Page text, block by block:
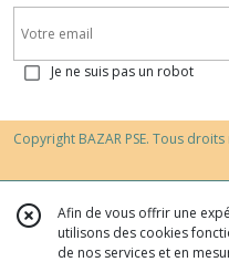
Je ne suis pas un robot
Copyright BAZAR PSE. Tous
Afin de vous offrir une
utilisons des cookies
de nos services et en